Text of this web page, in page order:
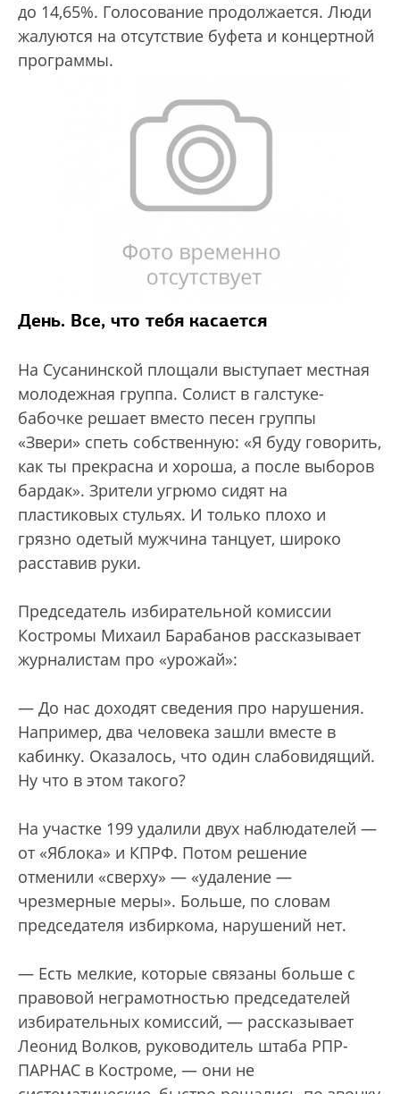
до 14,65%. Голосование продолжается. Люди
жалуются на отсутствие буфета и концертной
программы.
День. Все, что тебя касается
На Сусанинской площали выступает местная
молодежная группа. Солист в галстуке-
бабочке решает вместо песен группы
«Звери» спеть собственную: «Я буду говорить,
как ты прекрасна и хороша, а после выборов
бардак». Зрители угрюмо сидят на
пластиковых стульях. И только плохо и
грязно одетый мужчина танцует, широко
расставив руки.
Председатель избирательной комиссии
Костромы Михаил Барабанов рассказывает
журналистам про «урожай»:
— До нас доходят сведения про нарушения.
Например, два человека зашли вместе в
кабинку. Оказалось, что один слабовидящий.
Ну что в этом такого?
На участке 199 удалили двух наблюдателей —
от «Яблока» и КПРФ. Потом решение
отменили «сверху» — «удаление —
чрезмерные меры». Больше, по словам
председателя избиркома, нарушений нет.
— Есть мелкие, которые связаны больше с
правовой неграмотностью председателей
избирательных комиссий, — рассказывает
Леонид Волков, руководитель штаба РПР-
ПАРНАС в Костроме, — они не